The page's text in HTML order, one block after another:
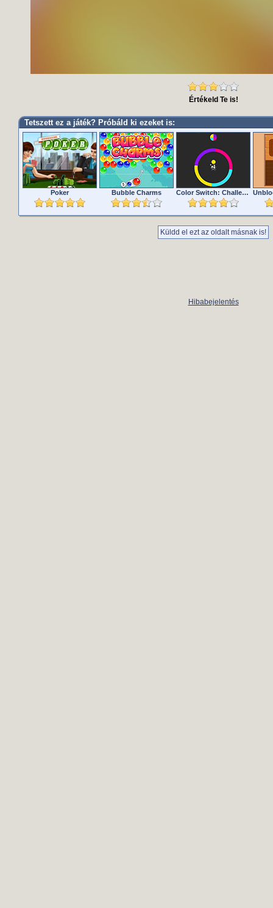
Értékeld Te is!
Tetszett ez a játék? Próbáld ki ezeket is:
Poker Bubble Charms Color Switch: Challenges Editiion
Küldd el ezt az oldalt másnak is!
Hibabejelentés